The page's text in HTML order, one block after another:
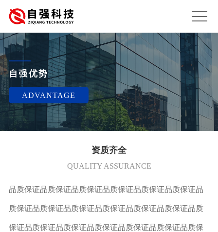
自强优势
ADVANTAGE
资质齐全
QUALITY ASSURANCE
品质保证品质保证品质保证品质保证品质保证品质保证品
质保证品质保证品质保证品质保证品质保证品质保证品质
保证品质保证品质保证品质保证品质保证品质保证品质保